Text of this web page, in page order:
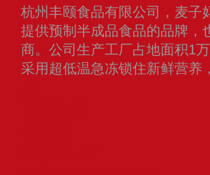
杭州丰颐食品有限公司，麦子
提供预制半成品食品的品牌，
商。公司生产工厂占地面积1
采用超低温急冻锁住新鲜营